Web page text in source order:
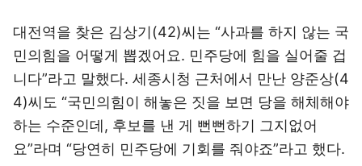
대전역을 찾은 김상기(42)씨는 “사과를 하지 않는 국
민의힘을 어떻게 뽑겠어요. 민주당에 힘을 실어줄 겁
니다”라고 말했다. 세종시청 근처에서 만난 양준상(4
4)씨도 “국민의힘이 해놓은 짓을 보면 당을 해체해야
하는 수준인데, 후보를 낸 게 뻔뻔하기 그지없어
요”라며 “당연히 민주당에 기회를 줘야죠”라고 했다.